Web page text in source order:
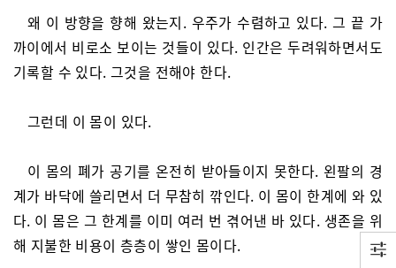
왜 이 방향을 향해 왔는지. 우주가 수렴하고 있다. 그 끝 가
까이에서 비로소 보이는 것들이 있다. 인간은 두려워하면서도
기록할 수 있다. 그것을 전해야 한다.
그런데 이 몸이 있다.
이 몸의 폐가 공기를 온전히 받아들이지 못한다. 왼팔의 경
계가 바닥에 쓸리면서 더 무참히 깎인다. 이 몸이 한계에 와 있
다. 이 몸은 그 한계를 이미 여러 번 겪어낸 바 있다. 생존을 위
해 지불한 비용이 층층이 쌓인 몸이다.